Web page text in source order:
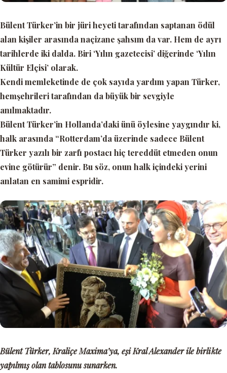
Bülent Türker’in bir jüri heyeti tarafından saptanan ödül
alan kişiler arasında naçizane şahsım da var. Hem de ayrı
tarihlerde iki dalda. Biri ‘Yılın gazetecisi’ diğerinde ‘Yılın
Kültür Elçisi’ olarak.
Kendi memleketinde de çok sayıda yardım yapan Türker,
hemşehrileri tarafından da büyük bir sevgiyle
anılmaktadır.
Bülent Türker’in Hollanda’daki ünü öylesine yaygındır ki,
halk arasında “Rotterdam’da üzerinde sadece Bülent
Türker yazılı bir zarfı postacı hiç tereddüt etmeden onun
evine götürür” denir. Bu söz, onun halk içindeki yerini
anlatan en samimi espridir.
Bülent Türker, Kraliçe Maxima’ya, eşi Kral Alexander ile birlikte
yapılmış olan tablosunu sunarken.